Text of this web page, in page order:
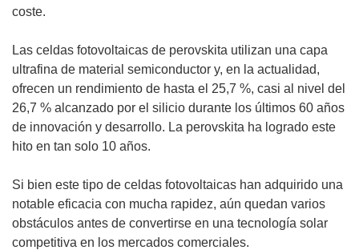
n
u
n
a
n
v
a
v
e
coste.
Las celdas fotovoltaicas de perovskita utilizan una capa
ultrafina de material semiconductor y, en la actualidad,
ofrecen un rendimiento de hasta el 25,7 %, casi al nivel del
26,7 % alcanzado por el silicio durante los últimos 60 años
de innovación y desarrollo. La perovskita ha logrado este
hito en tan solo 10 años.
Si bien este tipo de celdas fotovoltaicas han adquirido una
notable eficacia con mucha rapidez, aún quedan varios
obstáculos antes de convertirse en una tecnología solar
competitiva en los mercados comerciales.